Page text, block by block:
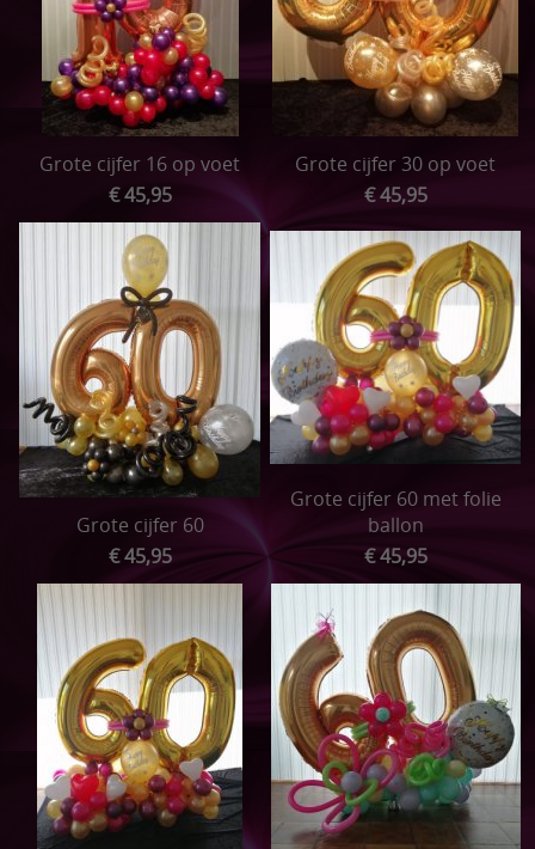
Grote cijfer 16 op voet
€ 45,95
Grote cijfer 30 op voet
€ 45,95
Grote cijfer 60
€ 45,95
Grote cijfer 60 met folie
ballon
€ 45,95